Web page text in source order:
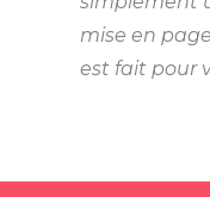
mise en
est fait pour